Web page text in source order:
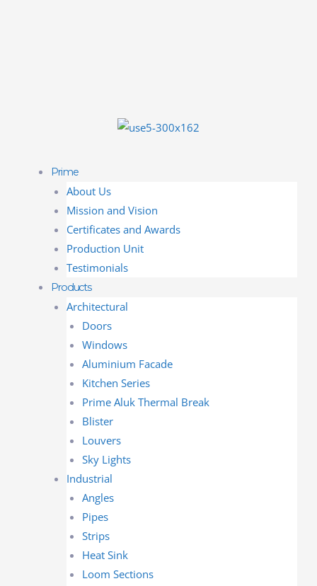
Prime
About Us
Mission and Vision
Certificates and Awards
Production Unit
Testimonials
Products
Architectural
Doors
Windows
Aluminium Facade
Kitchen Series
Prime Aluk Thermal Break
Blister
Louvers
Sky Lights
Industrial
Angles
Pipes
Strips
Heat Sink
Loom Sections